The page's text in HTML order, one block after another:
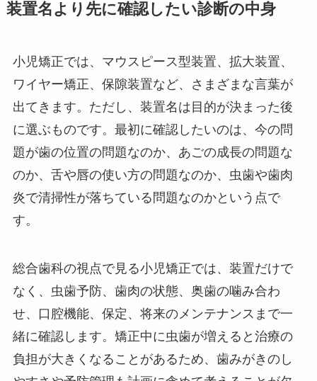
装置名より先に確認したい診断の中身
小児矯正では、マウスピース型装置、拡大装置、
ワイヤー矯正、保隙装置など、さまざまな言葉が
出てきます。ただし、装置名は目的が決まった後
に選ぶものです。最初に確認したいのは、今の問
題が歯の位置の問題なのか、あごの成長の問題な
のか、舌や唇の使い方の問題なのか、虫歯や歯肉
炎で清掃性が落ちている問題なのかという点で
す。
総合歯科の視点で見る小児矯正では、装置だけで
なく、虫歯予防、歯肉の状態、奥歯の噛み合わ
せ、口腔機能、保定、将来のメンテナンスまで一
緒に確認します。矯正中に虫歯が増えると治療の
負担が大きくなることがあるため、歯みがきのし